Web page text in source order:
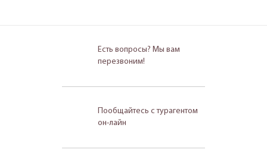
Есть вопросы? Мы вам
перезвоним!
Пообщайтесь с турагентом
он-лайн